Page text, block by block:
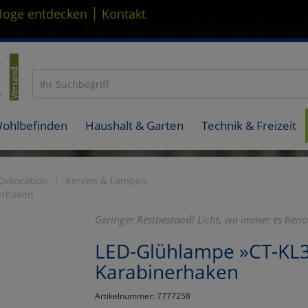
entdecken | Kontakt
Haushalt & Garten Technik & Freizeit
Kerzen & Lampen
Geringer Restbestand! Licht, wo immer es
LED-Glühlampe »CT-
Karabinerhaken
Artikelnummer: 7777258